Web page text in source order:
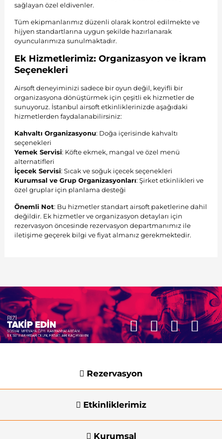
sağlayan özel eldivenler.
Tüm ekipmanlarımız düzenli olarak kontrol edilmekte ve
hijyen standartlarına uygun şekilde hazırlanarak
oyuncularımıza sunulmaktadır.
Ek Hizmetlerimiz: Organizasyon ve İkram
Seçenekleri
Airsoft deneyiminizi sadece bir oyun değil, keyifli bir
organizasyona dönüştürmek için çeşitli ek hizmetler de
sunuyoruz. İstanbul airsoft etkinliklerinizde aşağıdaki
hizmetlerden faydalanabilirsiniz:
Kahvaltı Organizasyonu: Doğa içerisinde kahvaltı
seçenekleri
Yemek Servisi: Köfte ekmek, mangal ve özel menü
alternatifleri
İçecek Servisi: Sıcak ve soğuk içecek seçenekleri
Kurumsal ve Grup Organizasyonları: Şirket etkinlikleri ve
özel gruplar için planlama desteği
Önemli Not: Bu hizmetler standart airsoft paketlerine dahil
değildir. Ek hizmetler ve organizasyon detayları için
rezervasyon öncesinde rezervasyon departmanımız ile
iletişime geçerek bilgi ve fiyat almanız gerekmektedir.
Rezervasyon
Etkinliklerimiz
Kurumsal